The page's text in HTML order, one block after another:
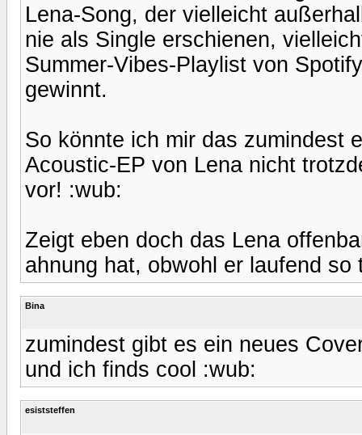
Lena-Song, der vielleicht
nie als Single erschienen,
Summer-Vibes-Playlist von
gewinnt.
So könnte ich mir das zumindest
Acoustic-EP von Lena nicht
vor! :wub:
Zeigt eben doch das Lena
ahnung hat, obwohl er laufend so
Bina
zumindest gibt es ein neues
und ich finds cool :wub:
esiststeffen